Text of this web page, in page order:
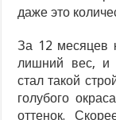
даже это
За 12 месяцев
лишний вес, и
стал такой
голубого
оттенок.